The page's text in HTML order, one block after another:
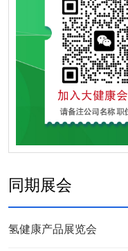
同期展会
氢健康产品展览会